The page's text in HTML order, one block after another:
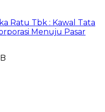
Ratu Tbk : Kawal Tata
Menuju Pasar